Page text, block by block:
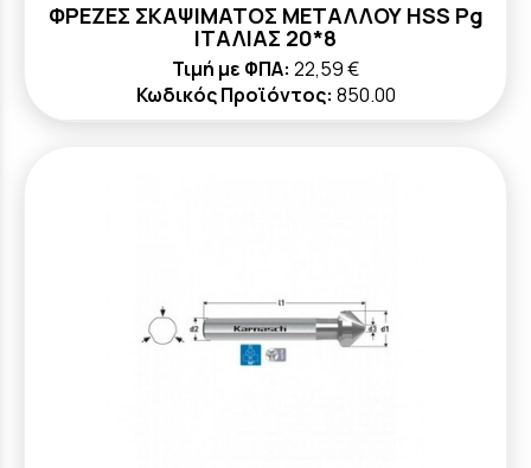
ΦΡΕΖΕΣ ΣΚΑΨΙΜΑΤΟΣ ΜΕΤΑΛΛΟΥ HSS Pg
ΙΤΑΛΙΑΣ 20*8
Τιμή με ΦΠΑ: 22,59 €
Κωδικός Προϊόντος: 850.00